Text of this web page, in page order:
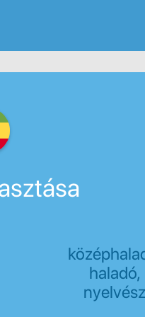
haladó,
nyelvész